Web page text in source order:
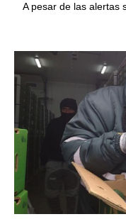
A pesar de las alertas